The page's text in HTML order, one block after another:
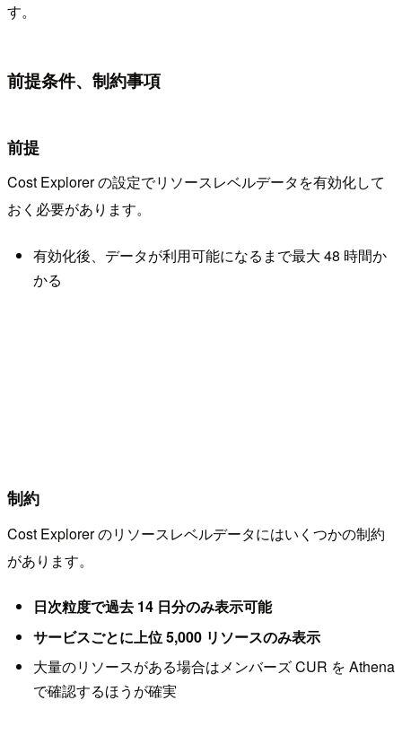
す。
前提条件、制約事項
前提
Cost Explorer の設定でリソースレベルデータを有効化して
おく必要があります。
有効化後、データが利用可能になるまで最大 48 時間か
かる
制約
Cost Explorer のリソースレベルデータにはいくつかの制約
があります。
日次粒度で過去 14 日分のみ表示可能
サービスごとに上位 5,000 リソースのみ表示
大量のリソースがある場合はメンバーズ CUR を Athena
で確認するほうが確実